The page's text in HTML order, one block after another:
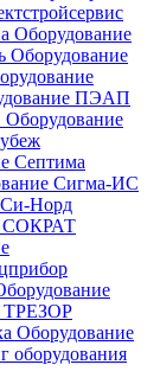
Оборудование
Оборудование
ПЭАП
Оборудование
Септима
Сигма-ИС
Си-Норд
СОКРАТ
ТРЕЗОР
Оборудование
оборудования